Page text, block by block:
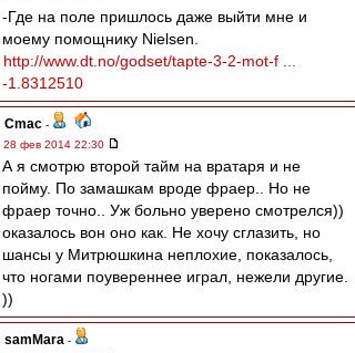
-Где на поле пришлось даже выйти мне и
моему помощнику Nielsen.
http://www.dt.no/godset/tapte-3-2-mot-f ...
-1.8312510
Cmac -
28 фев 2014 22:30
А я смотрю второй тайм на вратаря и не
пойму. По замашкам вроде фраер.. Но не
фраер точно.. Уж больно уверено смотрелся))
оказалось вон оно как. Не хочу сглазить, но
шансы у Митрюшкина неплохие, показалось,
что ногами поувереннее играл, нежели другие.
))
samMara -